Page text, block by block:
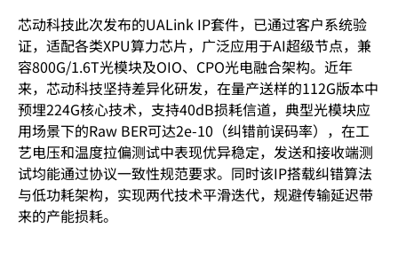
芯动科技此次发布的UALink IP套件，已通过客户系统验
证，适配各类XPU算力芯片，广泛应用于AI超级节点，兼
容800G/1.6T光模块及OIO、CPO光电融合架构。近年
来，芯动科技坚持差异化研发，在量产送样的112G版本中
预埋224G核心技术，支持40dB损耗信道，典型光模块应
用场景下的Raw BER可达2e-10（纠错前误码率），在工
艺电压和温度拉偏测试中表现优异稳定，发送和接收端测
试均能通过协议一致性规范要求。同时该IP搭载纠错算法
与低功耗架构，实现两代技术平滑迭代，规避传输延迟带
来的产能损耗。